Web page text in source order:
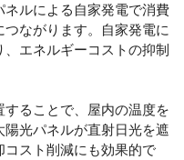
ルによる自家発電で消費
ながります。自家発電に
エネルギーコストの抑制
ることで、屋内の温度を
光パネルが直射日光を遮
スト削減にも効果的で